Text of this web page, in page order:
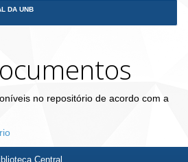
DA UNB
no repositório de acordo com a
Central